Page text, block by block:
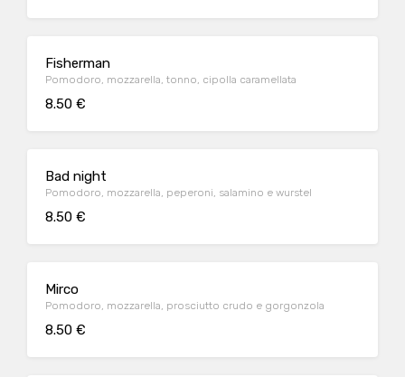
Fisherman
Pomodoro, mozzarella, tonno, cipolla caramellata
8.50 €
Bad night
Pomodoro, mozzarella, peperoni, salamino e wurstel
8.50 €
Mirco
Pomodoro, mozzarella, prosciutto crudo e gorgonzola
8.50 €